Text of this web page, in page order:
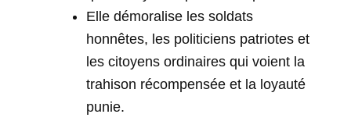
Elle démoralise les soldats
honnêtes, les politiciens patriotes et
les citoyens ordinaires qui voient la
trahison récompensée et la loyauté
punie.